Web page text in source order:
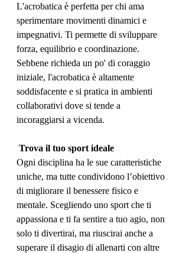
L'acrobatica è perfetta per chi ama
sperimentare movimenti dinamici e
impegnativi. Ti permette di sviluppare
forza, equilibrio e coordinazione.
Sebbene richieda un po' di coraggio
iniziale, l'acrobatica è altamente
soddisfacente e si pratica in ambienti
collaborativi dove si tende a
incoraggiarsi a vicenda.
Trova il tuo sport ideale
Ogni disciplina ha le sue caratteristiche
uniche, ma tutte condividono l’obiettivo
di migliorare il benessere fisico e
mentale. Scegliendo uno sport che ti
appassiona e ti fa sentire a tuo agio, non
solo ti divertirai, ma riuscirai anche a
superare il disagio di allenarti con altre